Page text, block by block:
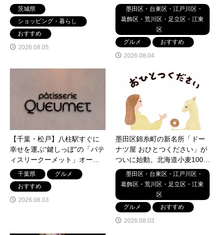
屋「TIRUCA」併設のこだわり
空間
茨城県
ショッピング・暮らし
おすすめ
2026.08.05
三元」と、絶品点心バル
「DSG STAND」
墨田区・台東区・江戸川区・
葛飾区・荒川区・足立区・江東
区
グルメ
おすすめ
2026.08.04
【千葉・松戸】八柱駅すぐに
幸せを運ぶ“鍵しっぽ”の「パテ
ィスリークーメット」オープ
ン！フルーツたっぷりのケー
キや焼き菓子
千葉県
グルメ
おすすめ
2026.08.03
墨田区錦糸町の新名所「ドー
ナツ屋 おひとつください」が
ついに始動。北海道小麦100%
のこだわりふわもち食感を全
紹介
墨田区・台東区・江戸川区・
葛飾区・荒川区・足立区・江東
区
グルメ
おすすめ
2026.08.03